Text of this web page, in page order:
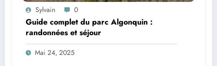
Sylvain 0
Guide complet du parc Algonquin :
randonnées et séjour
Mai 24, 2025